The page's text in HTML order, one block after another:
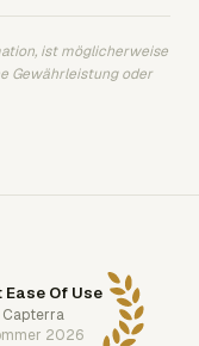
ist möglicherweise
Gewährleistung oder
Ease Of Use
Capterra
2026